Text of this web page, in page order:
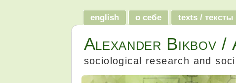
english о себе texts / тексты
Alexander Bikbov /
sociological research and